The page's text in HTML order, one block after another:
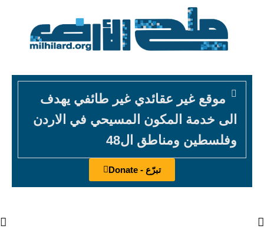
موقع غير عقائدي غير طائفي يهدف
الى خدمة المكون المسيحي في الاردن
وفلسطين ومناطق ال48
تبرّع - Donate